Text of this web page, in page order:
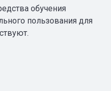
обучения
пользования для